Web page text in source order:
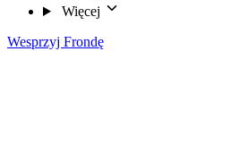
Więcej
Wesprzyj Frondę